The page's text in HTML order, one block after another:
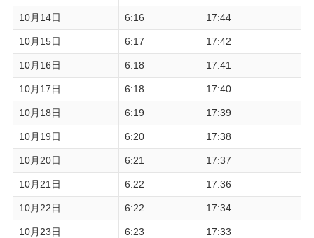
10月14日 6:16 17:44
10月15日 6:17 17:42
10月16日 6:18 17:41
10月17日 6:18 17:40
10月18日 6:19 17:39
10月19日 6:20 17:38
10月20日 6:21 17:37
10月21日 6:22 17:36
10月22日 6:22 17:34
10月23日 6:23 17:33